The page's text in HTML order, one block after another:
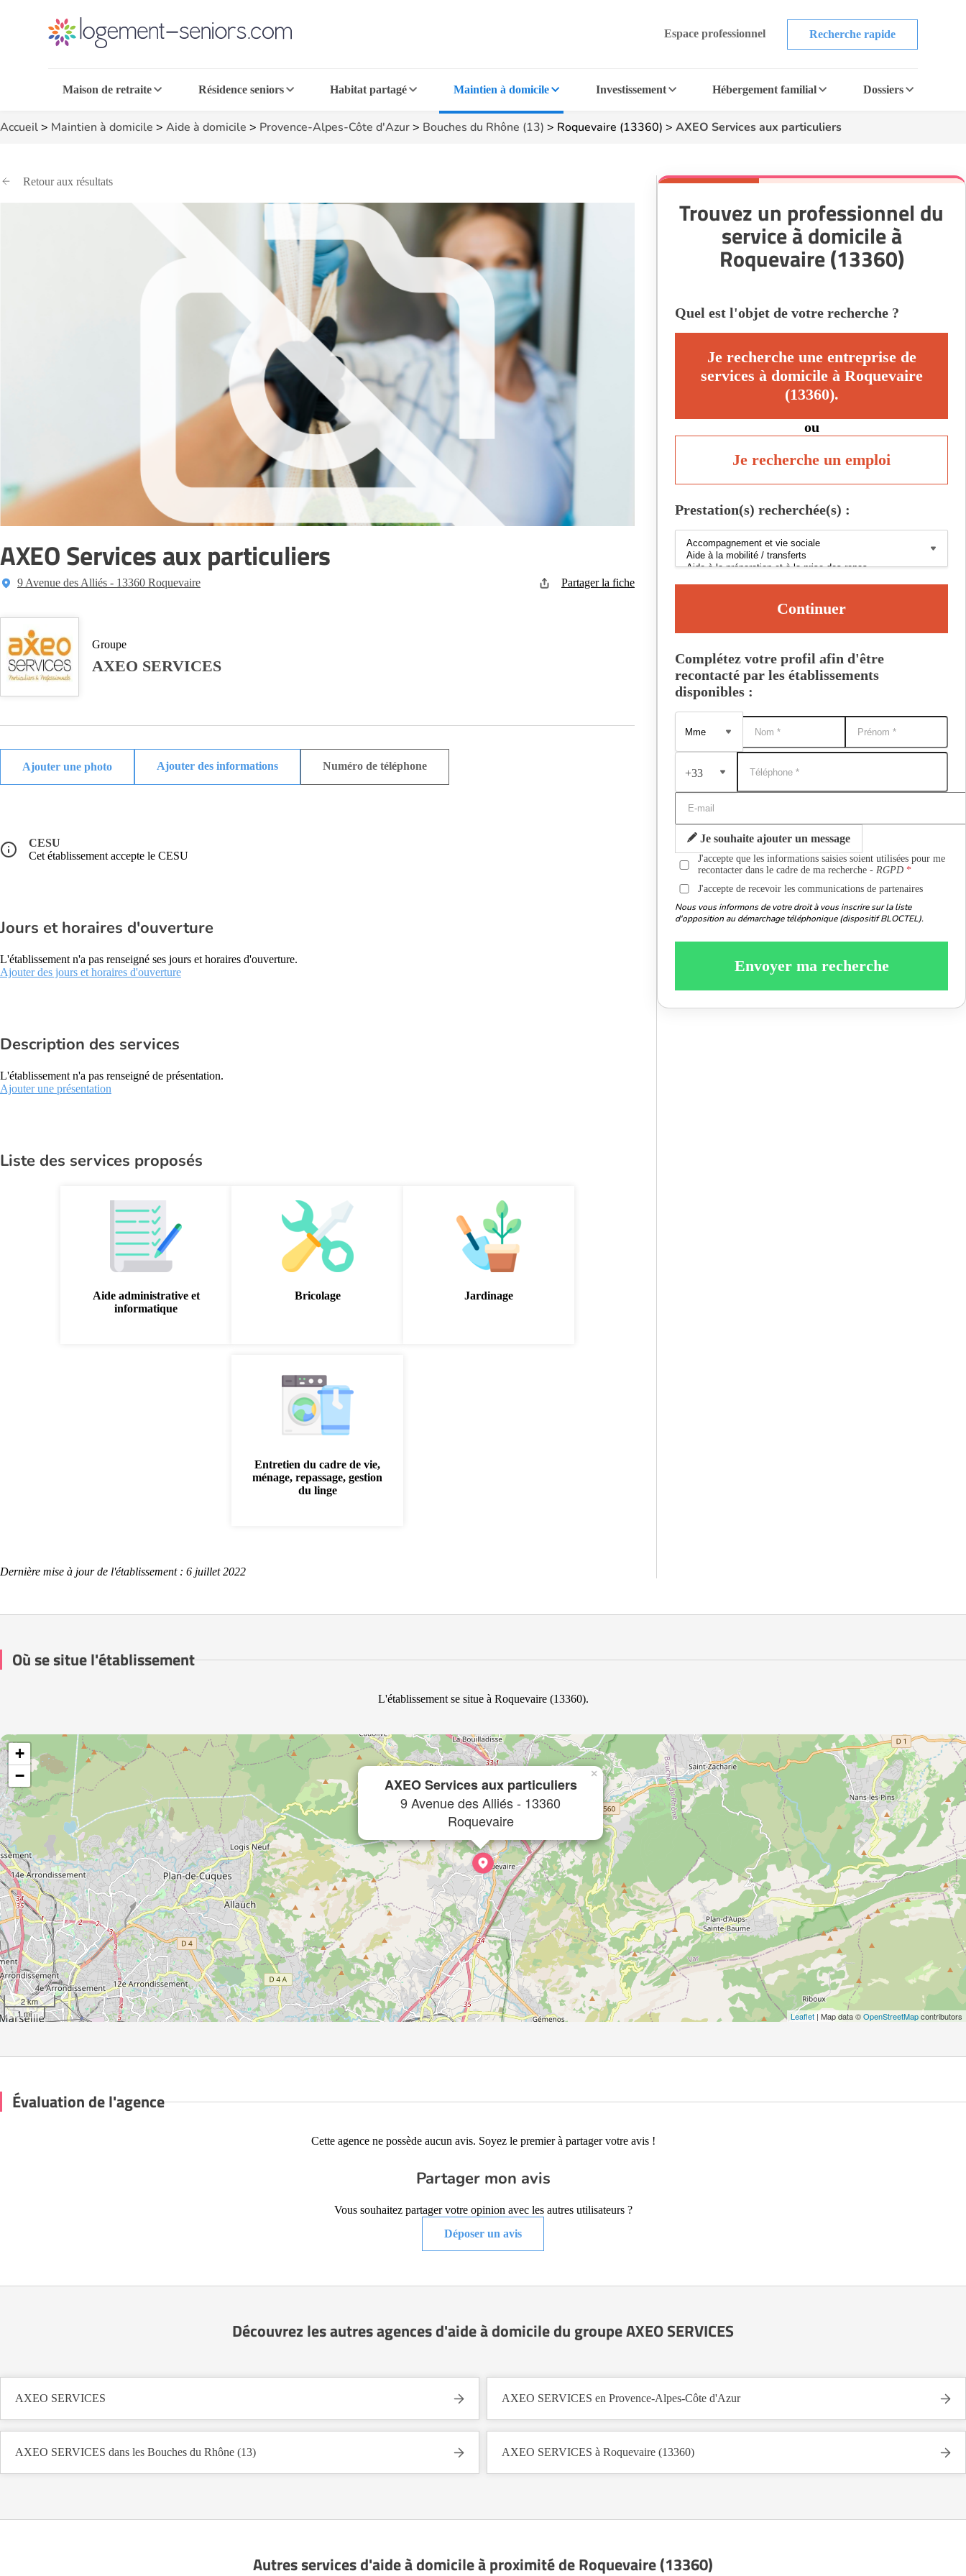
Espace professionnel Recherche rapide
Maison de retraite Résidence seniors Habitat partagé Maintien à domicile Investissement Hébergement familial Dossiers
Accueil> Maintien à domicile > Aide à domicile > Provence-Alpes-Côte d'Azur> Bouches du Rhône (13) > Roquevaire (13360) > AXEO Services aux particuliers
Retour aux résultats
AXEO Services aux particuliers
9 Avenue des Alliés - 13360 Roquevaire Partager la fiche
Groupe
AXEO SERVICES
Ajouter des informations Numéro de téléphone
CESU
Cet établissement accepte le CESU
Jours et horaires d'ouverture
L'établissement n'a pas renseigné ses jours et horaires d'ouverture.
Ajouter des jours et horaires d'ouverture
Description des services
L'établissement n'a pas renseigné de présentation.
Ajouter une présentation
Liste des services proposés
Aide administrative et
informatique
Bricolage Jardinage
Entretien du cadre de vie,
ménage, repassage, gestion
du linge
Dernière mise à jour de l'établissement : 6 juillet 2022
Trouvez un professionnel du
service à domicile à
Roquevaire (13360)
Quel est l'objet de votre recherche ?
Je recherche une entreprise de
services à domicile à Roquevaire
(13360).
ou
Je recherche un emploi
Prestation(s) recherchée(s) :
Continuer
Complétez votre profil afin d'être
recontacté par les établissements
disponibles :
+33
Je souhaite ajouter un message
J'accepte que les informations saisies soient utilisées pour me
recontacter dans le cadre de ma recherche -RGPD
J'accepte de recevoir les communications de partenaires
Nous vous informons de votre droit à vous inscrire sur la liste
d'opposition au démarchage téléphonique (dispositif BLOCTEL).
Envoyer ma recherche
Où se situe l'établissement
L'établissement se situe à Roquevaire (13360).
AXEO Services aux particuliers
9 Avenue des Alliés - 13360
Roquevaire
×
+
−
2 km
1 mi
Leaflet | Map data ©OpenStreetMapcontributors
Évaluation de l'agence
Cette agence ne possède aucun avis. Soyez le premier à partager votre avis !
Partager mon avis
Vous souhaitez partager votre opinion avec les autres utilisateurs ?
Déposer un avis
Découvrez les autres agences d'aide à domicile du groupe AXEO SERVICES
AXEO SERVICES AXEO SERVICES en Provence-Alpes-Côte d'Azur
AXEO SERVICES dans les Bouches du Rhône (13) AXEO SERVICES à Roquevaire (13360)
Autres services d'aide à domicile à proximité de Roquevaire (13360)